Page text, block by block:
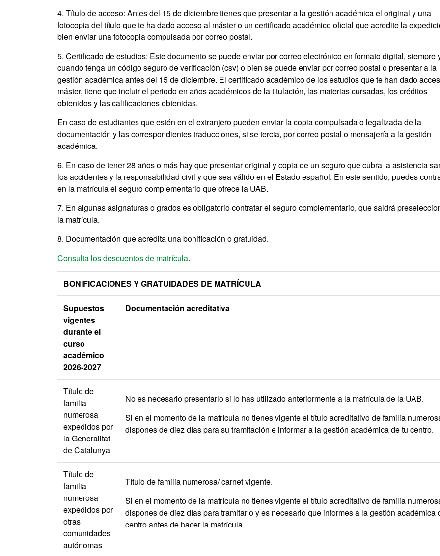
4. Título de acceso: Antes del 15 de diciembre tienes que presentar a la gestión académica el original y una
fotocopia del título que te ha dado acceso al máster o un certificado académico oficial que acredite la
bien enviar una fotocopia compulsada por correo postal.
5. Certificado de estudios: Este documento se puede enviar por correo electrónico en formato digital, siempre
cuando tenga un código seguro de verificación (csv) o bien se puede enviar por correo postal o presentar a la
gestión académica antes del 15 de diciembre. El certificado académico de los estudios que te han dado
máster, tiene que incluir el periodo en años académicos de la titulación, las materias cursadas, los créditos
obtenidos y las calificaciones obtenidas.
En caso de estudiantes que estén en el extranjero pueden enviar la copia compulsada o legalizada de la
documentación y las correspondientes traducciones, si se tercia, por correo postal o mensajería a la gestión
académica.
6. En caso de tener 28 años o más hay que presentar original y copia de un seguro que cubra la asistencia
los accidentes y la responsabilidad civil y que sea válido en el Estado español. En este sentido, puedes
en la matrícula el seguro complementario que ofrece la UAB.
7. En algunas asignaturas o grados es obligatorio contratar el seguro complementario, que saldrá
la matrícula.
8. Documentación que acredita una bonificación o gratuidad.
Consulta los descuentos de matrícula.
BONIFICACIONES Y GRATUIDADES DE MATRÍCULA
Supuestos
vigentes
durante el
curso
académico
2026-2027
Documentación acreditativa
Título de
familia
numerosa
expedidos por
la Generalitat
de Catalunya
No es necesario presentarlo si lo has utilizado anteriormente a la matrícula de la UAB.
Si en el momento de la matrícula no tienes vigente el título acreditativo de familia
dispones de diez días para su tramitación e informar a la gestión académica de tu centro.
Título de
familia
numerosa
expedidos por
otras
comunidades
autónomas
Título de familia numerosa/ carnet vigente.
Si en el momento de la matrícula no tienes vigente el título acreditativo de familia
dispones de diez días para tramitarlo y es necesario que informes a la gestión académica
centro antes de hacer la matrícula.